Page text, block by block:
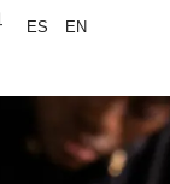
ES EN